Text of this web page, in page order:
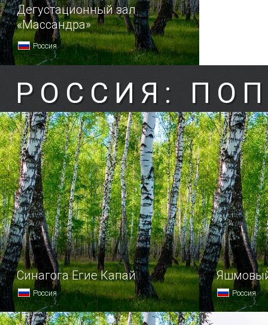
Дегустационный зал
«Массандра»
Россия
РОССИЯ:
Синагога Егие Капай
Россия Россия